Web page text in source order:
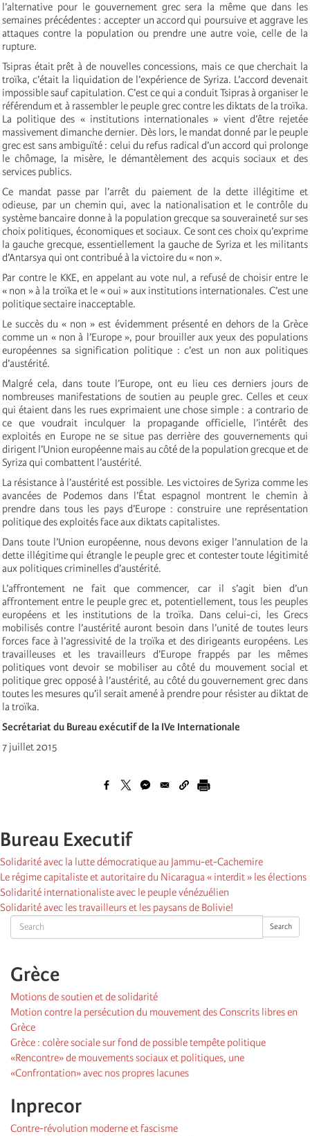
Search Search
Grèce
Motions de soutien et de solidarité
Motion contre la persécution du mouvement des Conscrits libres en
Grèce
Grèce : colère sociale sur fond de possible tempête politique
«Rencontre» de mouvements sociaux et politiques, une
«Confrontation» avec nos propres lacunes
Inprecor
Contre-révolution moderne et fascisme
l’alternative pour le gouvernement grec sera la même que dans les
semaines précédentes : accepter un accord qui poursuive et aggrave les
attaques contre la population ou prendre une autre voie, celle de la
rupture.
Tsipras était prêt à de nouvelles concessions, mais ce que cherchait la
troïka, c’était la liquidation de l’expérience de Syriza. L’accord devenait
impossible sauf capitulation. C’est ce qui a conduit Tsipras à organiser le
référendum et à rassembler le peuple grec contre les diktats de la troïka.
La politique des « institutions internationales » vient d’être rejetée
massivement dimanche dernier. Dès lors, le mandat donné par le peuple
grec est sans ambiguïté : celui du refus radical d’un accord qui prolonge
le chômage, la misère, le démantèlement des acquis sociaux et des
services publics.
Ce mandat passe par l’arrêt du paiement de la dette illégitime et
odieuse, par un chemin qui, avec la nationalisation et le contrôle du
système bancaire donne à la population grecque sa souveraineté sur ses
choix politiques, économiques et sociaux. Ce sont ces choix qu’exprime
la gauche grecque, essentiellement la gauche de Syriza et les militants
d’Antarsya qui ont contribué à la victoire du « non ».
Par contre le KKE, en appelant au vote nul, a refusé de choisir entre le
« non » à la troïka et le « oui » aux institutions internationales. C’est une
politique sectaire inacceptable.
Le succès du « non » est évidemment présenté en dehors de la Grèce
comme un « non à l’Europe », pour brouiller aux yeux des populations
européennes sa signification politique : c’est un non aux politiques
d’austérité.
Malgré cela, dans toute l’Europe, ont eu lieu ces derniers jours de
nombreuses manifestations de soutien au peuple grec. Celles et ceux
qui étaient dans les rues exprimaient une chose simple : a contrario de
ce que voudrait inculquer la propagande officielle, l’intérêt des
exploités en Europe ne se situe pas derrière des gouvernements qui
dirigent l’Union européenne mais au côté de la population grecque et de
Syriza qui combattent l’austérité.
La résistance à l’austérité est possible. Les victoires de Syriza comme les
avancées de Podemos dans l’État espagnol montrent le chemin à
prendre dans tous les pays d’Europe : construire une représentation
politique des exploités face aux diktats capitalistes.
Dans toute l’Union européenne, nous devons exiger l’annulation de la
dette illégitime qui étrangle le peuple grec et contester toute légitimité
aux politiques criminelles d’austérité.
L’affrontement ne fait que commencer, car il s’agit bien d’un
affrontement entre le peuple grec et, potentiellement, tous les peuples
européens et les institutions de la troïka. Dans celui-ci, les Grecs
mobilisés contre l’austérité auront besoin dans l’unité de toutes leurs
forces face à l’agressivité de la troïka et des dirigeants européens. Les
travailleuses et les travailleurs d’Europe frappés par les mêmes
politiques vont devoir se mobiliser au côté du mouvement social et
politique grec opposé à l’austérité, au côté du gouvernement grec dans
toutes les mesures qu’il serait amené à prendre pour résister au diktat de
la troïka.
Secrétariat du Bureau exécutif de la IVe Internationale
7 juillet 2015
Bureau Executif
Solidarité avec la lutte démocratique au Jammu-et-Cachemire
Le régime capitaliste et autoritaire du Nicaragua « interdit » les élections
Solidarité internationaliste avec le peuple vénézuélien
Solidarité avec les travailleurs et les paysans de Bolivie!